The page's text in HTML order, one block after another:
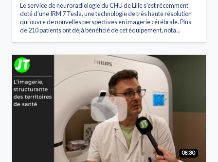
Le service de neuroradiologie du CHU de Lille s'est récemment
doté d'une IRM 7 Tesla, une technologie de très haute résolution
qui ouvre de nouvelles perspectives en imagerie cérébrale. Plus
de 210 patients ont déjà bénéficié de cet équipement, nota...
08:30